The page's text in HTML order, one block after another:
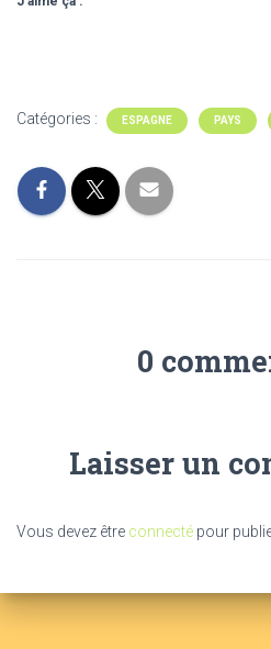
Catégories : ESPAGNE PAYS
0
Laisser un
Vous devez être connecté pour